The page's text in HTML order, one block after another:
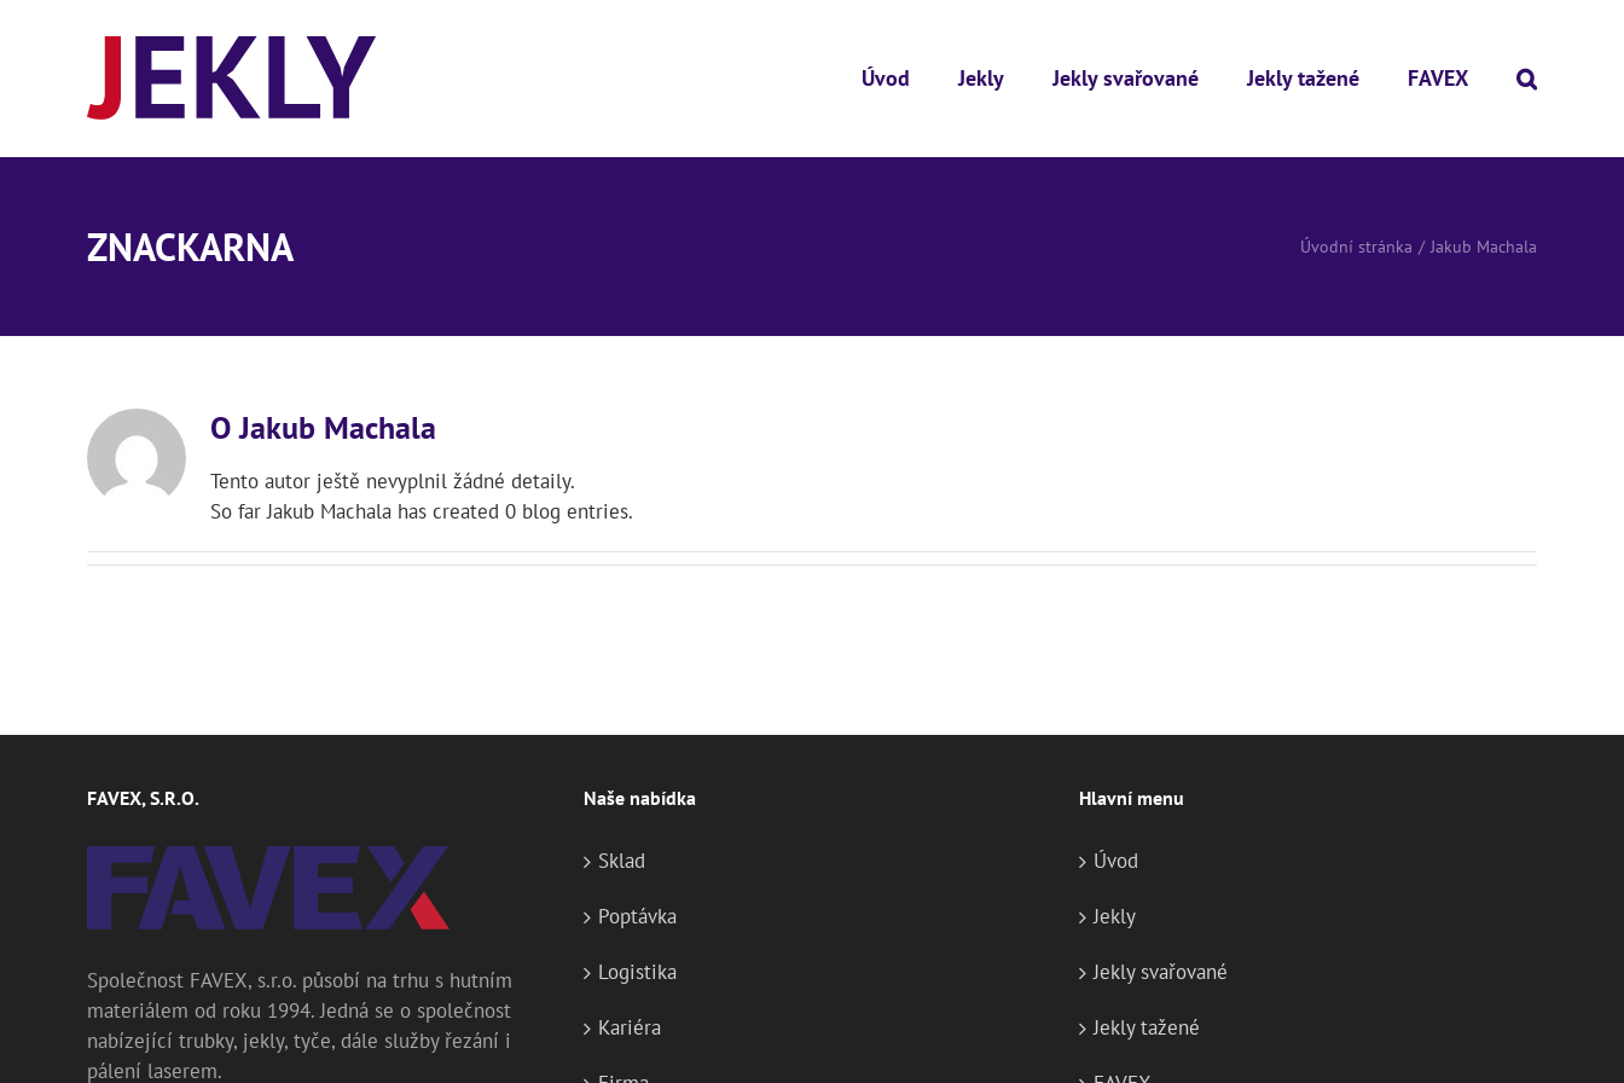
Úvod Jekly Jekly svařované Jekly tažené FAVEX
ZNACKARNA Úvodní stránka Jakub Machala
OJakub Machala
Tento autor ještě nevyplnil žádné detaily.
So far Jakub Machala has created 0 blog entries.
FAVEX, S.R.O.
Společnost FAVEX, s.r.o. působí na trhu s hutním
materiálem od roku 1994. Jedná se o společnost
nabízející trubky, jekly, tyče, dále služby řezání i
pálení laserem.
Naše nabídka
Sklad
Poptávka
Logistika
Kariéra
Hlavní menu
Úvod
Jekly
Jekly svařované
Jekly tažené